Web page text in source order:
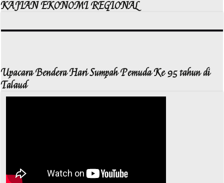
KAJIAN EKONOMI REGIONAL
Upacara Bendera Hari Sumpah Pemuda Ke 95 tahun di
Talaud